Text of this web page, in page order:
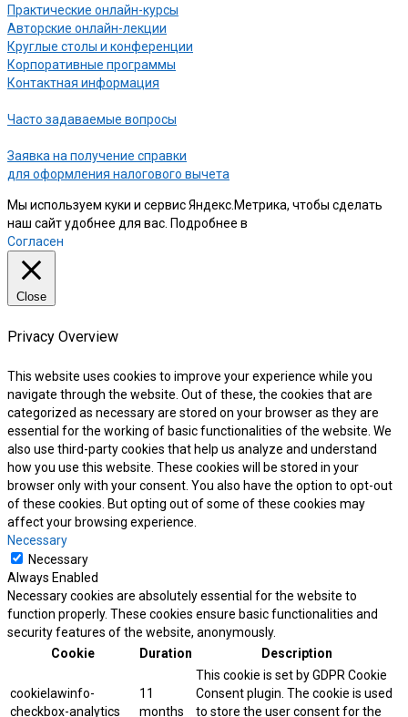
Практические онлайн-курсы
Авторские онлайн-лекции
Круглые столы и конференции
Корпоративные программы
Контактная информация
Часто задаваемые вопросы
Заявка на получение справки
для оформления налогового вычета
Мы используем куки и сервис Яндекс.Метрика, чтобы сделать
наш сайт удобнее для вас. Подробнее в
Согласен
Close
Privacy Overview
This website uses cookies to improve your experience while you
navigate through the website. Out of these, the cookies that are
categorized as necessary are stored on your browser as they are
essential for the working of basic functionalities of the website. We
also use third-party cookies that help us analyze and understand
how you use this website. These cookies will be stored in your
browser only with your consent. You also have the option to opt-out
of these cookies. But opting out of some of these cookies may
affect your browsing experience.
Necessary
Necessary
Always Enabled
Necessary cookies are absolutely essential for the website to
function properly. These cookies ensure basic functionalities and
security features of the website, anonymously.
Cookie
Duration Description
cookielawinfo-
checkbox-analytics
11
months
This cookie is set by GDPR Cookie
Consent plugin. The cookie is used
to store the user consent for the